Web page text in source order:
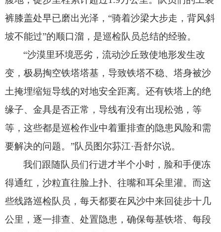
裤膝盖处早已磨出光泽， “骑着沙梁大步走， 背风斜
坡不能过”的顺口溜， 是巡检队员总结的经验。
“沙漠里环境恶劣，流动沙丘致使地形发生改
变， 极易掏空铁塔塔基， 导致铁塔不稳、 塔身被沙
土掩埋缩短导线的对地安全距离。 还有铁塔上的绝
缘子、 金具是否正常， 导线有没有出现松弛， 等
等， 这些都是巡检作业中着重排查的隐患风险和需
要解决的问题。 ”队员图尔荪江·吾舒尔说。
我们跟随队员们行进才半个小时， 脸和手便冻
得通红， 沙粒直往脸上扑、 往嘴和耳朵里灌。 而这
些线路巡检队员， 每天都要在风沙中来回徒步十几
公里， 逐一排查、 处置隐患， 确保每基铁塔、 每段